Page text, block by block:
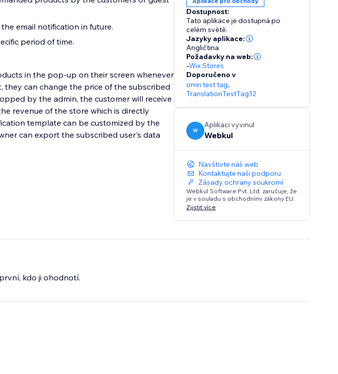
email notification in future.
period of time.
in the pop-up on their screen whenever
they can change the price of the subscribed
the customer will receive
revenue of the store which is directly
template can be customized by the
can export the subscribed user's data
Dostupnost:
Tato aplikace je dostupná po
celém světě.
Jazyky aplikace:
Angličtina
Požadavky na web:
-Wix Stores
Doporučeno v
omri test tag,
TranslationTestTag12
W
Aplikaci vyvinul
Webkul
Navštivte náš web
Kontaktujte naši podporu
Zásady ochrany soukromí
Webkul Software Pvt. Ltd. zaručuje, že
je v souladu s obchodními zákony EU.
Zjistit více
kdo ji ohodnotí.